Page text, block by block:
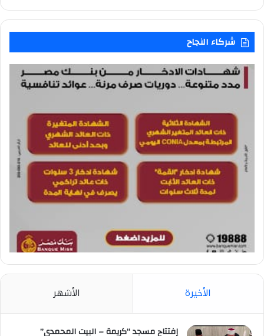
شركاء النجاح
الأخيرة الأشهر
إفتتاح مسجد “كريمة – البيت المحمدي”